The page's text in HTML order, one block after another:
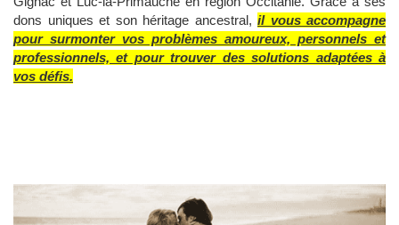
dons uniques et son héritage ancestral, il vous accompagne
pour surmonter vos problèmes amoureux, personnels et
professionnels, et pour trouver des solutions adaptées à
vos défis.